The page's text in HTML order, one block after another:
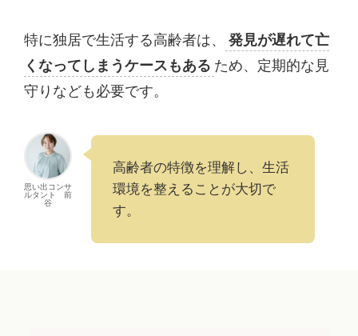
特に独居で生活する高齢者は、
発見が遅れて亡
くなってしまうケースもある ため、定期的な見
守りなども必要です。
思い出コンサ
ルタント 前
谷
高齢者の特徴を理解し、生活
環境を整えることが大切で
す。